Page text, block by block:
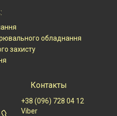
обладнання
захисту
Контакты
+38 (096) 728 04 12
Viber